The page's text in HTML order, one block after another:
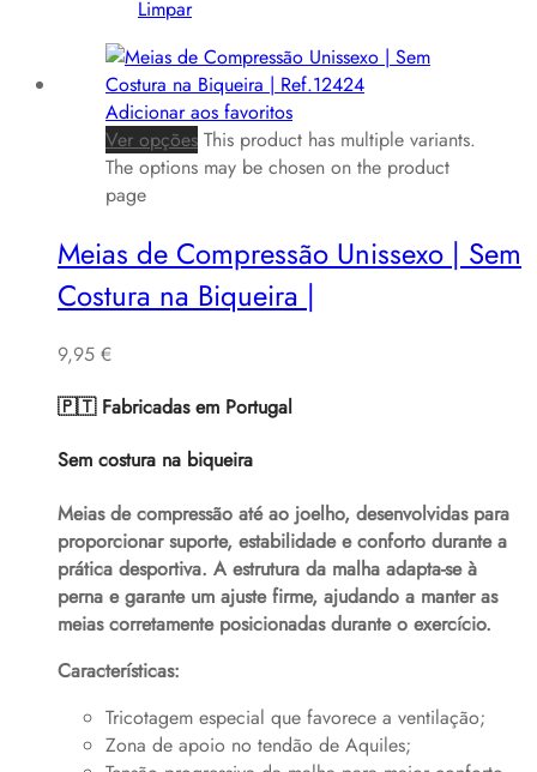
Limpar
Adicionar aos favoritos
Ver opções This product has multiple variants.
The options may be chosen on the product
page
Meias de Compressão Unissexo | Sem
Costura na Biqueira |
9,95 €
🇵🇹 Fabricadas em Portugal
Sem costura na biqueira
Meias de compressão até ao joelho, desenvolvidas para
proporcionar suporte, estabilidade e conforto durante a
prática desportiva. A estrutura da malha adapta-se à
perna e garante um ajuste firme, ajudando a manter as
meias corretamente posicionadas durante o exercício.
Características:
Tricotagem especial que favorece a ventilação;
Zona de apoio no tendão de Aquiles;